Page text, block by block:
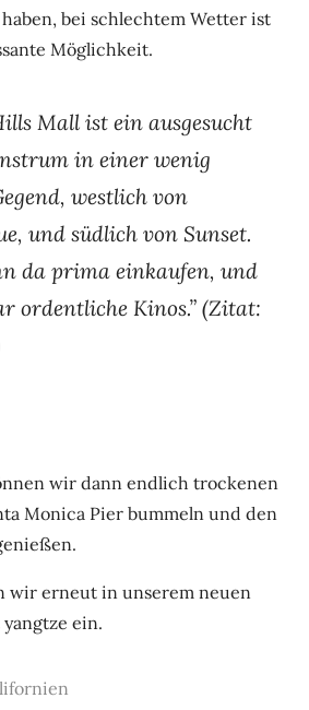
bei schlechtem Wetter ist
Möglichkeit.
Mall ist ein ausgesucht
in einer wenig
westlich von
und südlich von Sunset.
da prima einkaufen, und
ordentliche Kinos.” (Zitat:
wir dann endlich trockenen
Monica Pier bummeln und den
wir erneut in unserem neuen
ein.